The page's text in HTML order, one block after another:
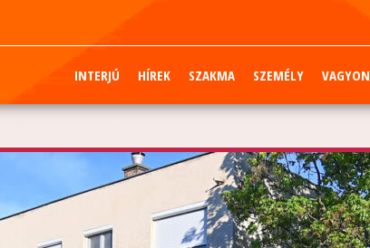
INTERJÚ HÍREK SZAKMA SZEMÉLY VAGYON